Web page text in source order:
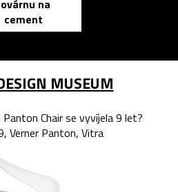
na
cement
MUSEUM
Chair se vyvíjela 9 let?
Verner Panton, Vitra